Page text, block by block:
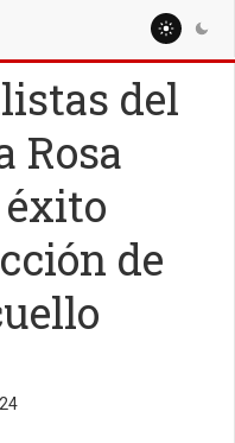
del
Rosa
de